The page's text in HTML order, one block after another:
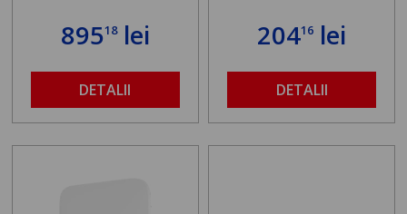
89518lei
DETALII
20416 lei
DETALII